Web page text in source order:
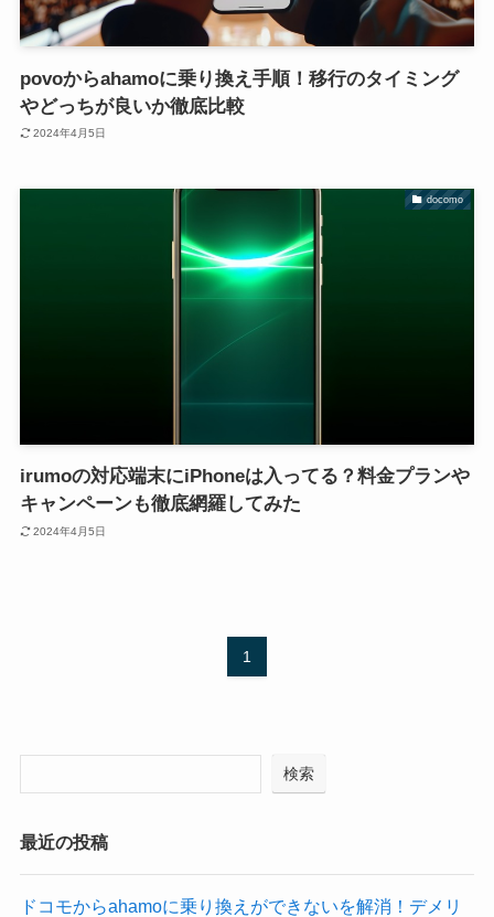
povoからahamoに乗り換え手順！移行のタイミング
やどっちが良いか徹底比較
2024年4月5日
docomo
irumoの対応端末にiPhoneは入ってる？料金プランや
キャンペーンも徹底網羅してみた
2024年4月5日
1
検索
最近の投稿
ドコモからahamoに乗り換えができないを解消！デメリ